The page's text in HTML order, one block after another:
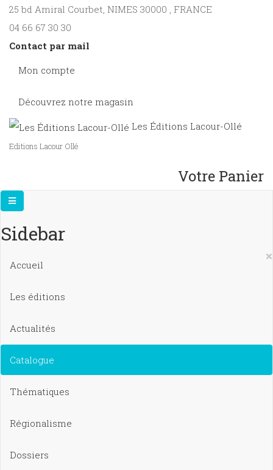
25 bd Amiral Courbet, NIMES 30000 , FRANCE
04 66 67 30 30
Contact par mail
Mon compte
Découvrez notre magasin
Les Éditions Lacour-Ollé
Editions Lacour Ollé
Votre Panier
Sidebar
×
Accueil
Les éditions
Actualités
Catalogue
Thématiques
Régionalisme
Dossiers